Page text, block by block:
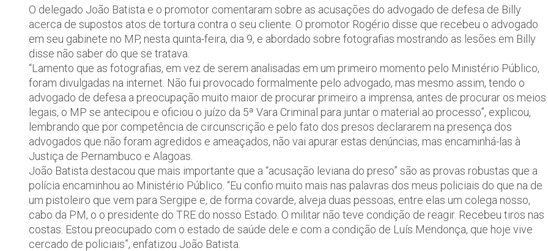
O delegado João Batista e o promotor comentaram sobre as acusações do advogado de defesa de Billy
acerca de supostos atos de tortura contra o seu cliente. O promotor Rogério disse que recebeu o advogado
em seu gabinete no MP, nesta quinta-feira, dia 9, e abordado sobre fotografias mostrando as lesões em Billy
disse não saber do que se tratava.
“Lamento que as fotografias, em vez de serem analisadas em um primeiro momento pelo Ministério Público,
foram divulgadas na internet. Não fui provocado formalmente pelo advogado, mas mesmo assim, tendo o
advogado de defesa a preocupação muito maior de procurar primeiro a imprensa, antes de procurar os meios
legais, o MP se antecipou e oficiou o juízo da 5ª Vara Criminal para juntar o material ao processo”, explicou,
lembrando que por competência de circunscrição e pelo fato dos presos declararem na presença dos
advogados que não foram agredidos e ameaçados, não vai apurar estas denúncias, mas encaminhá-las à
Justiça de Pernambuco e Alagoas.
João Batista destacou que mais importante que a “acusação leviana do preso” são as provas robustas que a
polícia encaminhou ao Ministério Público. “Eu confio muito mais nas palavras dos meus policiais do que na de
um pistoleiro que vem para Sergipe e, de forma covarde, alveja duas pessoas, entre elas um colega nosso,
cabo da PM, o o presidente do TRE do nosso Estado. O militar não teve condição de reagir. Recebeu tiros nas
costas. Estou preocupado com o estado de saúde dele e com a condição de Luís Mendonça, que hoje vive
cercado de policiais”, enfatizou João Batista.